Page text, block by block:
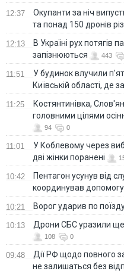
12:37
Окупанти за ніч
та понад 150 дронів
12:13
В Україні рух потягів
запізнюються
443
11:51
У будинок влучили
Київській області, де
11:25
Костянтинівка,
головними цілями
94 0
11:01
У Коблевому через
дві жінки поранені
10:42
Пентагон усунув від
координував допомогу
10:21 Ворог ударив по
10:13 Дрони СБС уразили ще
108 0
09:48
Дії РФ щодо повного
не залишаться без